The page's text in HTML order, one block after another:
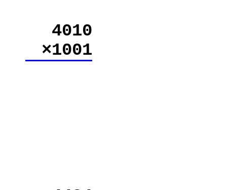
4010
×1001